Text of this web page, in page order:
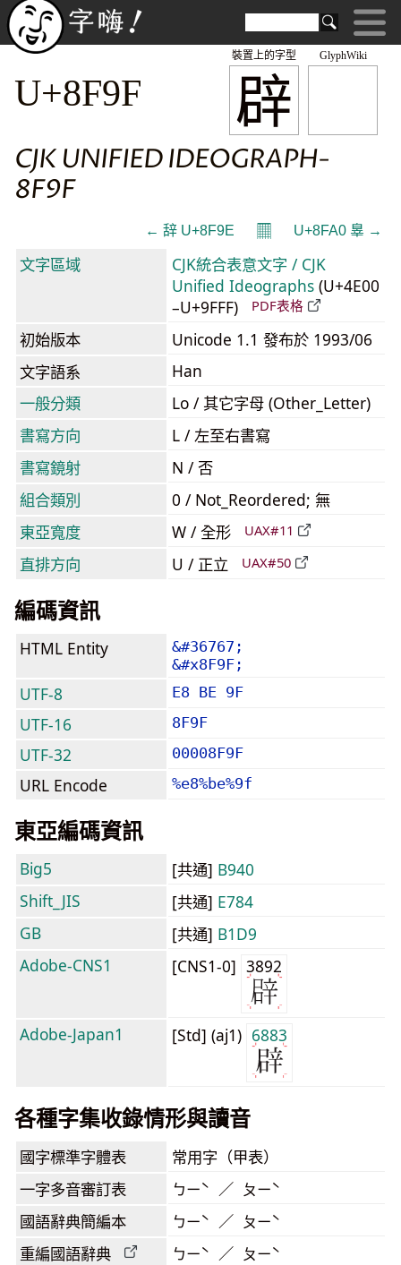
GlyphWiki
辟
裝置上的字型
U+8F9F
CJK UNIFIED IDEOGRAPH-
8F9F
← 辞 U+8F9E 𝄜 U+8FA0 辠 →
文字區域
CJK統合表意文字 / CJK
Unified Ideographs (U+4E00
–U+9FFF)
PDF表格
初始版本
Unicode 1.1 發布於 1993/06
文字語系
Han
一般分類
Lo / 其它字母 (Other_Letter)
書寫方向
L / 左至右書寫
書寫鏡射
N / 否
組合類別
0 / Not_Reordered; 無
東亞寬度
W / 全形 UAX#11
直排方向 U / 正立 UAX#50
編碼資訊
HTML Entity
&#36767;
&#x8F9F;
UTF-8 E8 BE 9F
UTF-16 8F9F
UTF-32 00008F9F
URL Encode %e8%be%9f
東亞編碼資訊
Big5 [共通] B940
Shift_JIS
[共通] E784
GB
[共通] B1D9
Adobe-CNS1
[CNS1-0] 3892
Adobe-Japan1 [Std] (aj1) 6883
各種字集收錄情形與讀音
國字標準字體表 常用字（甲表）
一字多音審訂表 ㄅㄧˋ ／ ㄆㄧˋ
國語辭典簡編本 ㄅㄧˋ ／ ㄆㄧˋ
重編國語辭典 ㄅㄧˋ ／ ㄆㄧˋ